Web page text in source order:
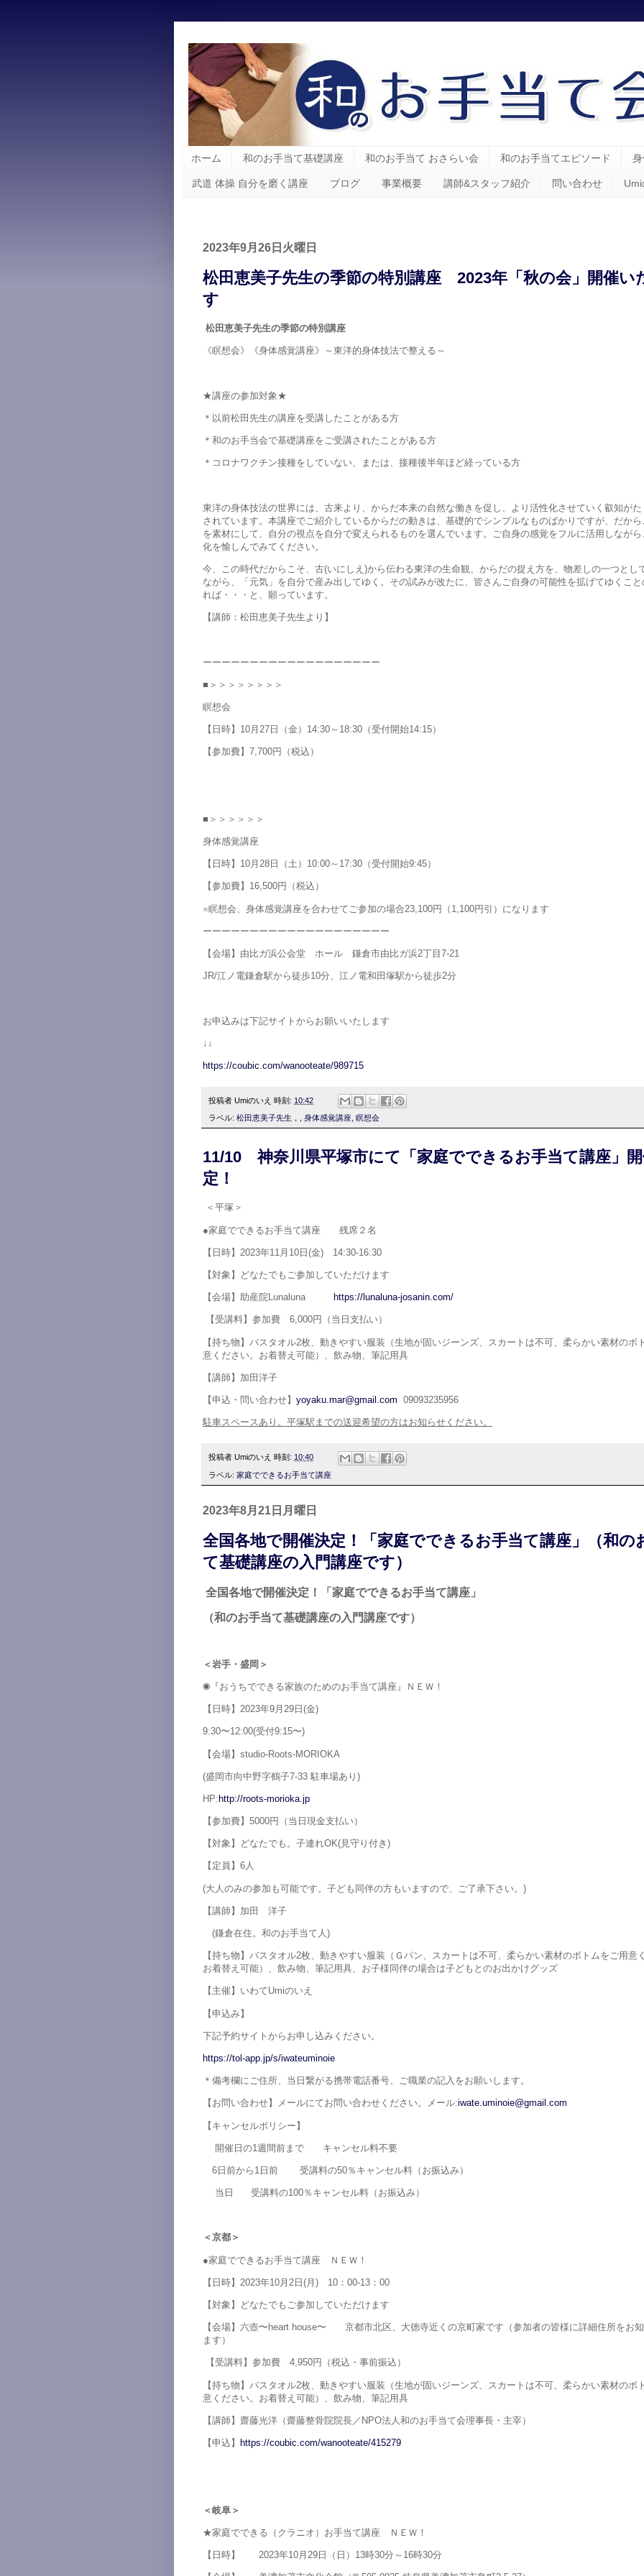
ホーム 和のお手当て基礎講座 和のお手当て おさらい会 和のお手当てエピソード
武道 体操 自分を磨く講座 ブログ 事業概要 講師&スタッフ紹介 問い合わせ
2023年9月26日火曜日
松田恵美子先生の季節の特別講座 2023年「秋の会」開催い
す
松田恵美子先生の季節の特別講座
《瞑想会》《身体感覚講座》～東洋的身体技法で整える～
★講座の参加対象★
＊以前松田先生の講座を受講したことがある方
＊和のお手当会で基礎講座をご受講されたことがある方
＊コロナワクチン接種をしていない、または、接種後半年ほど経っている方
東洋の身体技法の世界には、古来より、からだ本来の自然な働きを促し、より活性化させていく叡知が
されています。本講座でご紹介しているからだの動きは、基礎的でシンプルなものばかりですが、だか
を素材にして、自分の視点を自分で変えられるものを選んでいます。ご自身の感覚をフルに活用しなが
化を愉しんでみてください。
今、この時代だからこそ、古(いにしえ)から伝わる東洋の生命観、からだの捉え方を、物差しの一つとし
ながら、「元気」を自分で産み出してゆく。その試みが改たに、皆さんご自身の可能性を拡げてゆくこ
れば・・・と、願っています。
【講師：松田恵美子先生より】
ーーーーーーーーーーーーーーーーーーー
■＞＞＞＞＞＞＞＞
瞑想会
【日時】10月27日（金）14:30～18:30（受付開始14:15）
【参加費】7,700円（税込）
■＞＞＞＞＞＞
身体感覚講座
【日時】10月28日（土）10:00～17:30（受付開始9:45）
【参加費】16,500円（税込）
※瞑想会、身体感覚講座を合わせてご参加の場合23,100円（1,100円引）になります
ーーーーーーーーーーーーーーーーーーーー
【会場】由比ガ浜公会堂 ホール 鎌倉市由比ガ浜2丁目7-21
JR/江ノ電鎌倉駅から徒歩10分、江ノ電和田塚駅から徒歩2分
お申込みは下記サイトからお願いいたします
↓↓
https://coubic.com/wanooteate/989715
投稿者 Umiのいえ 時刻: 10:42
ラベル: 松田恵美子先生， 身体感覚講座 瞑想会
11/10 神奈川県平塚市にて「家庭でできるお手当て講座」
定！
＜平塚＞
●家庭でできるお手当て講座 残席２名
【日時】2023年11月10日(金) 14:30-16:30
【対象】どなたでもご参加していただけます
【会場】助産院Lunaluna https://lunaluna-josanin.com/
【受講料】参加費 6,000円（当日支払い）
【持ち物】バスタオル2枚、動きやすい服装（生地が固いジーンズ、スカートは不可、柔らかい素材のボ
意ください。お着替え可能）、飲み物、筆記用具
【講師】加田洋子
【申込・問い合わせ】 yoyaku.mar@gmail.com 09093235956
駐車スペースあり。平塚駅までの送迎希望の方はお知らせください。
投稿者 Umiのいえ 時刻: 10:40
ラベル: 家庭でできるお手当て講座
2023年8月21日月曜日
全国各地で開催決定！「家庭でできるお手当て講座」（和の
て基礎講座の入門講座です）
全国各地で開催決定！「家庭でできるお手当て講座」
（和のお手当て基礎講座の入門講座です）
＜岩手・盛岡＞
◉『おうちでできる家族のためのお手当て講座』ＮＥＷ！
【日時】2023年9月29日(金)
9:30〜12:00(受付9:15〜)
【会場】studio-Roots-MORIOKA
(盛岡市向中野字鶴子7-33 駐車場あり)
HP: http://roots-morioka.jp
【参加費】5000円（当日現金支払い）
【対象】どなたでも。子連れOK(見守り付き)
【定員】6人
(大人のみの参加も可能です。子ども同伴の方もいますので、ご了承下さい。)
【講師】加田 洋子
(鎌倉在住。和のお手当て人)
【持ち物】バスタオル2枚、動きやすい服装（Ｇパン、スカートは不可、柔らかい素材のボトムをご用意
お着替え可能）、飲み物、筆記用具、お子様同伴の場合は子どもとのお出かけグッズ
【主催】いわてUmiのいえ
【申込み】
下記予約サイトからお申し込みください。
https://tol-app.jp/s/iwateuminoie
＊備考欄にご住所、当日繋がる携帯電話番号、ご職業の記入をお願いします。
【お問い合わせ】メールにてお問い合わせください。メール:iwate.uminoie@gmail.com
【キャンセルポリシー】
開催日の1週間前まで キャンセル料不要
6日前から1日前 受講料の50％キャンセル料（お振込み）
当日 受講料の100％キャンセル料（お振込み）
＜京都＞
●家庭でできるお手当て講座 ＮＥＷ！
【日時】2023年10月2日(月) 10：00-13：00
【対象】どなたでもご参加していただけます
【会場】六壺〜heart house〜 京都市北区、大徳寺近くの京町家です（参加者の皆様に詳細住所をお
ます）
【受講料】参加費 4,950円（税込・事前振込）
【持ち物】バスタオル2枚、動きやすい服装（生地が固いジーンズ、スカートは不可、柔らかい素材のボ
意ください。お着替え可能）、飲み物、筆記用具
【講師】齋藤光洋（齋藤整骨院院長／NPO法人和のお手当て会理事長・主宰）
【申込】 https://coubic.com/wanooteate/415279
＜岐阜＞
★家庭でできる（クラニオ）お手当て講座 ＮＥＷ！
【日時】 2023年10月29日（日）13時30分～16時30分